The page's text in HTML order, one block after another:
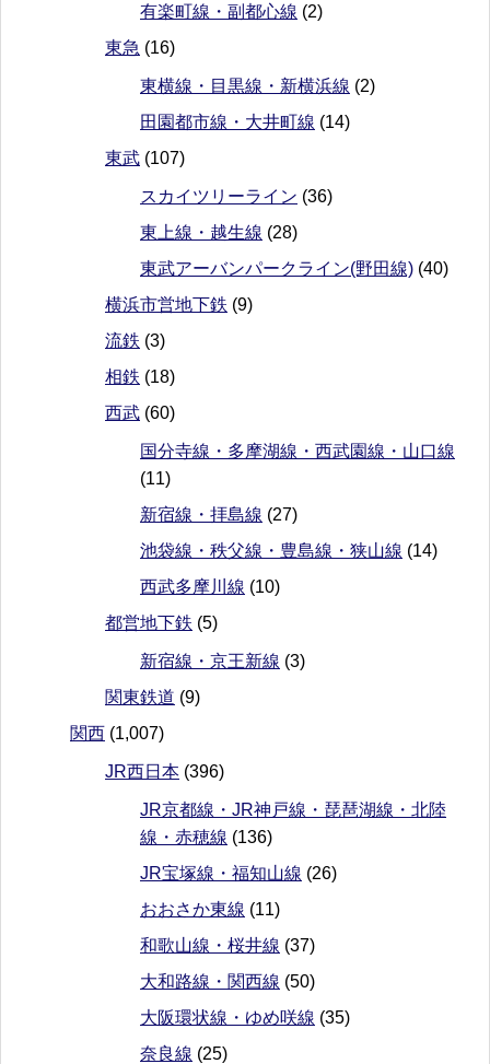
有楽町線・副都心線 (2)
東急 (16)
東横線・目黒線・新横浜線 (2)
田園都市線・大井町線 (14)
東武 (107)
スカイツリーライン (36)
東上線・越生線 (28)
東武アーバンパークライン(野田線) (40)
横浜市営地下鉄 (9)
流鉄 (3)
相鉄 (18)
西武 (60)
国分寺線・多摩湖線・西武園線・山口線
(11)
新宿線・拝島線 (27)
池袋線・秩父線・豊島線・狭山線 (14)
西武多摩川線 (10)
都営地下鉄 (5)
新宿線・京王新線 (3)
関東鉄道 (9)
関西 (1,007)
JR西日本 (396)
JR京都線・JR神戸線・琵琶湖線・北陸
線・赤穂線 (136)
JR宝塚線・福知山線 (26)
おおさか東線 (11)
和歌山線・桜井線 (37)
大和路線・関西線 (50)
大阪環状線・ゆめ咲線 (35)
奈良線 (25)